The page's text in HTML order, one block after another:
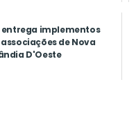
entrega implementos
de Nova
D'Oeste